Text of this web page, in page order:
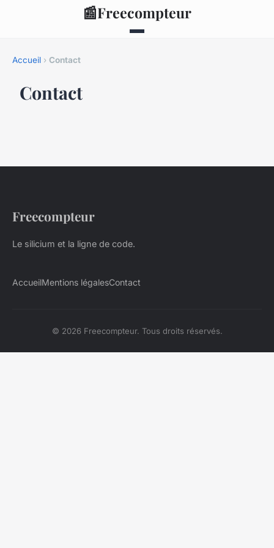
📰Freecompteur
Accueil › Contact
Contact
Freecompteur
Le silicium et la ligne de code.
AccueilMentions légalesContact
© 2026 Freecompteur. Tous droits réservés.